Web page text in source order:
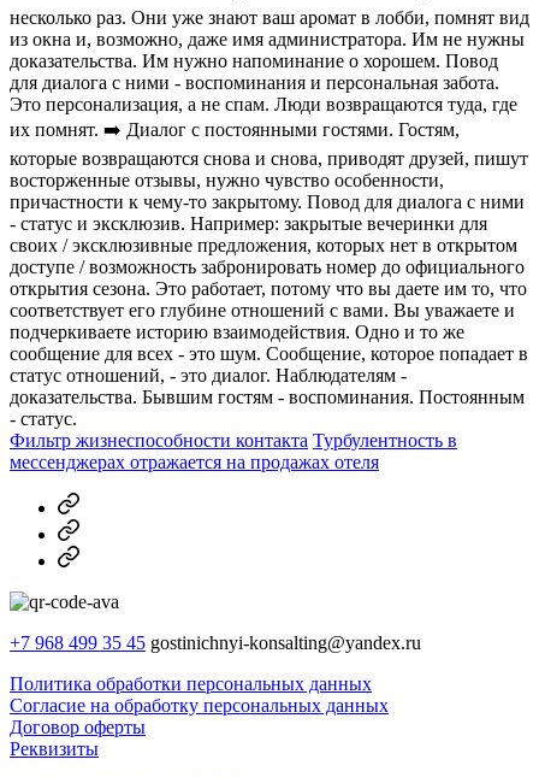
несколько раз. Они уже знают ваш аромат в лобби, помнят вид
из окна и, возможно, даже имя администратора. Им не нужны
доказательства. Им нужно напоминание о хорошем. Повод
для диалога с ними - воспоминания и персональная забота.
Это персонализация, а не спам. Люди возвращаются туда, где
их помнят. ➡️ Диалог с постоянными гостями. Гостям,
которые возвращаются снова и снова, приводят друзей, пишут
восторженные отзывы, нужно чувство особенности,
причастности к чему-то закрытому. Повод для диалога с ними
- статус и эксклюзив. Например: закрытые вечеринки для
своих / эксклюзивные предложения, которых нет в открытом
доступе / возможность забронировать номер до официального
открытия сезона. Это работает, потому что вы даете им то, что
соответствует его глубине отношений с вами. Вы уважаете и
подчеркиваете историю взаимодействия. Одно и то же
сообщение для всех - это шум. Сообщение, которое попадает в
статус отношений, - это диалог. Наблюдателям -
доказательства. Бывшим гостям - воспоминания. Постоянным
- статус.
Фильтр жизнеспособности контакта Турбулентность в
мессенджерах отражается на продажах отеля
MAX
Telegram
Dzen
+7 968 499 35 45 gostinichnyi-konsalting@yandex.ru
Политика обработки персональных данных
Согласие на обработку персональных данных
Договор оферты
Реквизиты